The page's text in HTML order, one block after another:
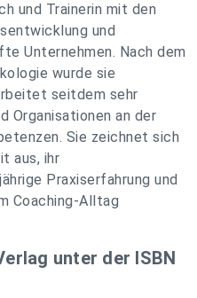
und Trainerin mit den
und
Unternehmen. Nach dem
wurde sie
seitdem sehr
Organisationen an der
Sie zeichnet sich
aus, ihr
Praxiserfahrung und
Coaching-Alltag
unter der ISBN